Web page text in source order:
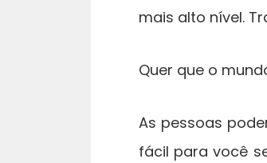
mais alto nível.
Quer que o
As pessoas
fácil para você